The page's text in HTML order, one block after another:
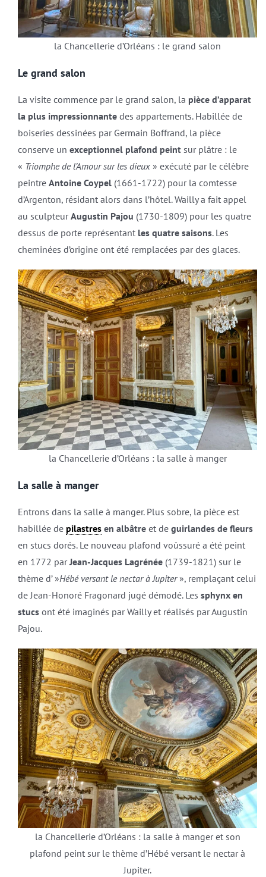
la Chancellerie d’Orléans : le grand salon
Le grand salon
La visite commence par le grand salon, la pièce d’apparat
la plus impressionnantedes appartements. Habillée de
boiseries dessinées par Germain Boffrand, la pièce
conserve un exceptionnel plafond peintsur plâtre : le
« Triomphe de l’Amour sur les dieux» exécuté par le célèbre
peintre Antoine Coypel(1661-1722) pour la comtesse
d’Argenton, résidant alors dans l’hôtel. Wailly a fait appel
au sculpteurAugustin Pajou (1730-1809) pour les quatre
dessus de porte représentant les quatre saisons. Les
cheminées d’origine ont été remplacées par des glaces.
la Chancellerie d’Orléans : la salle à manger
La salle à manger
Entrons dans la salle à manger. Plus sobre, la pièce est
habillée de pilastresen albâtreet de guirlandes de fleurs
en stucs dorés. Le nouveau plafond voûssuré a été peint
en 1772 parJean-Jacques Lagrénée(1739-1821) sur le
thème d’ »Hébé versant le nectar à Jupiter», remplaçant celui
de Jean-Honoré Fragonard jugé démodé. Les sphynx en
stucsont été imaginés par Wailly et réalisés par Augustin
Pajou.
la Chancellerie d’Orléans : la salle à manger et son
plafond peint sur le thème d’Hébé versant le nectar à
Jupiter.